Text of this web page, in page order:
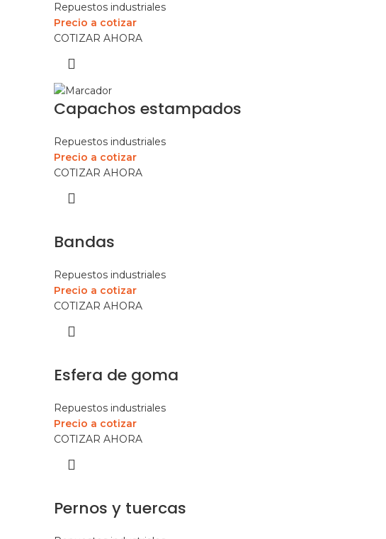
Repuestos industriales
Precio a cotizar
COTIZAR AHORA
Capachos estampados
Repuestos industriales
Precio a cotizar
COTIZAR AHORA
Bandas
Repuestos industriales
Precio a cotizar
COTIZAR AHORA
Esfera de goma
Repuestos industriales
Precio a cotizar
COTIZAR AHORA
Pernos y tuercas